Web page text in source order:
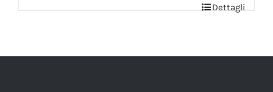
Dettagli